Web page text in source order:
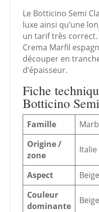
Le Botticino Semi
luxe ainsi qu’une
un tarif très
Crema Marfil
découper en
d’épaisseur.
Fiche
Botticino
Famille
Origine /
zone
Italie
Aspect
Couleur
dominante
Beige